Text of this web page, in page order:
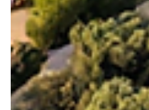
Présentation de l'hôtel Epic
à Albufeira
Découvrez l'Epic Sana Algarve : cet
spa, piscines, restaurants
plage de Falésia à Albufeira.